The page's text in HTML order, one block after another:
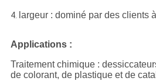
4. largeur : dominé par des clients
Applications :
Traitement chimique :
de colorant, de plastique et de